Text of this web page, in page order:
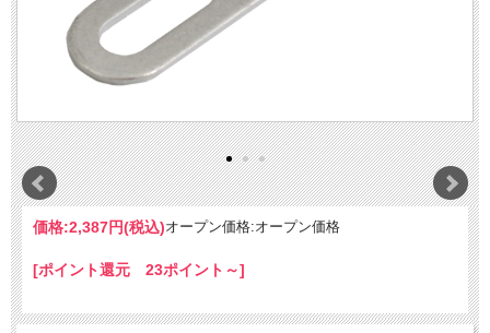
価格:2,387円(税込)オープン価格:オープン価格
[ポイント還元 23ポイント～]